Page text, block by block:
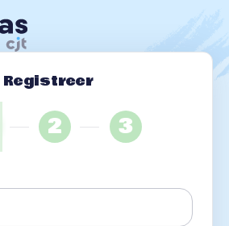
Registreer
2 3